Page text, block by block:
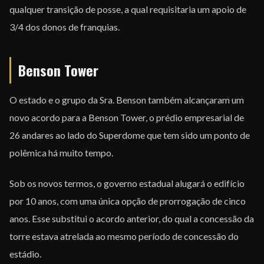
qualquer transição de posse, a qual requisitaria um apoio de
3/4 dos donos de franquias.
Benson Tower
O estado e o grupo da Sra. Benson também alcançaram um
novo acordo para a Benson Tower, o prédio empresarial de
26 andares ao lado do Superdome que tem sido um ponto de
polêmica há muito tempo.
Sob os novos termos, o governo estadual alugará o edifício
por 10 anos, com uma única opção de prorrogação de cinco
anos. Esse substitui o acordo anterior, do qual a concessão da
torre estava atrelada ao mesmo período de concessão do
estádio.